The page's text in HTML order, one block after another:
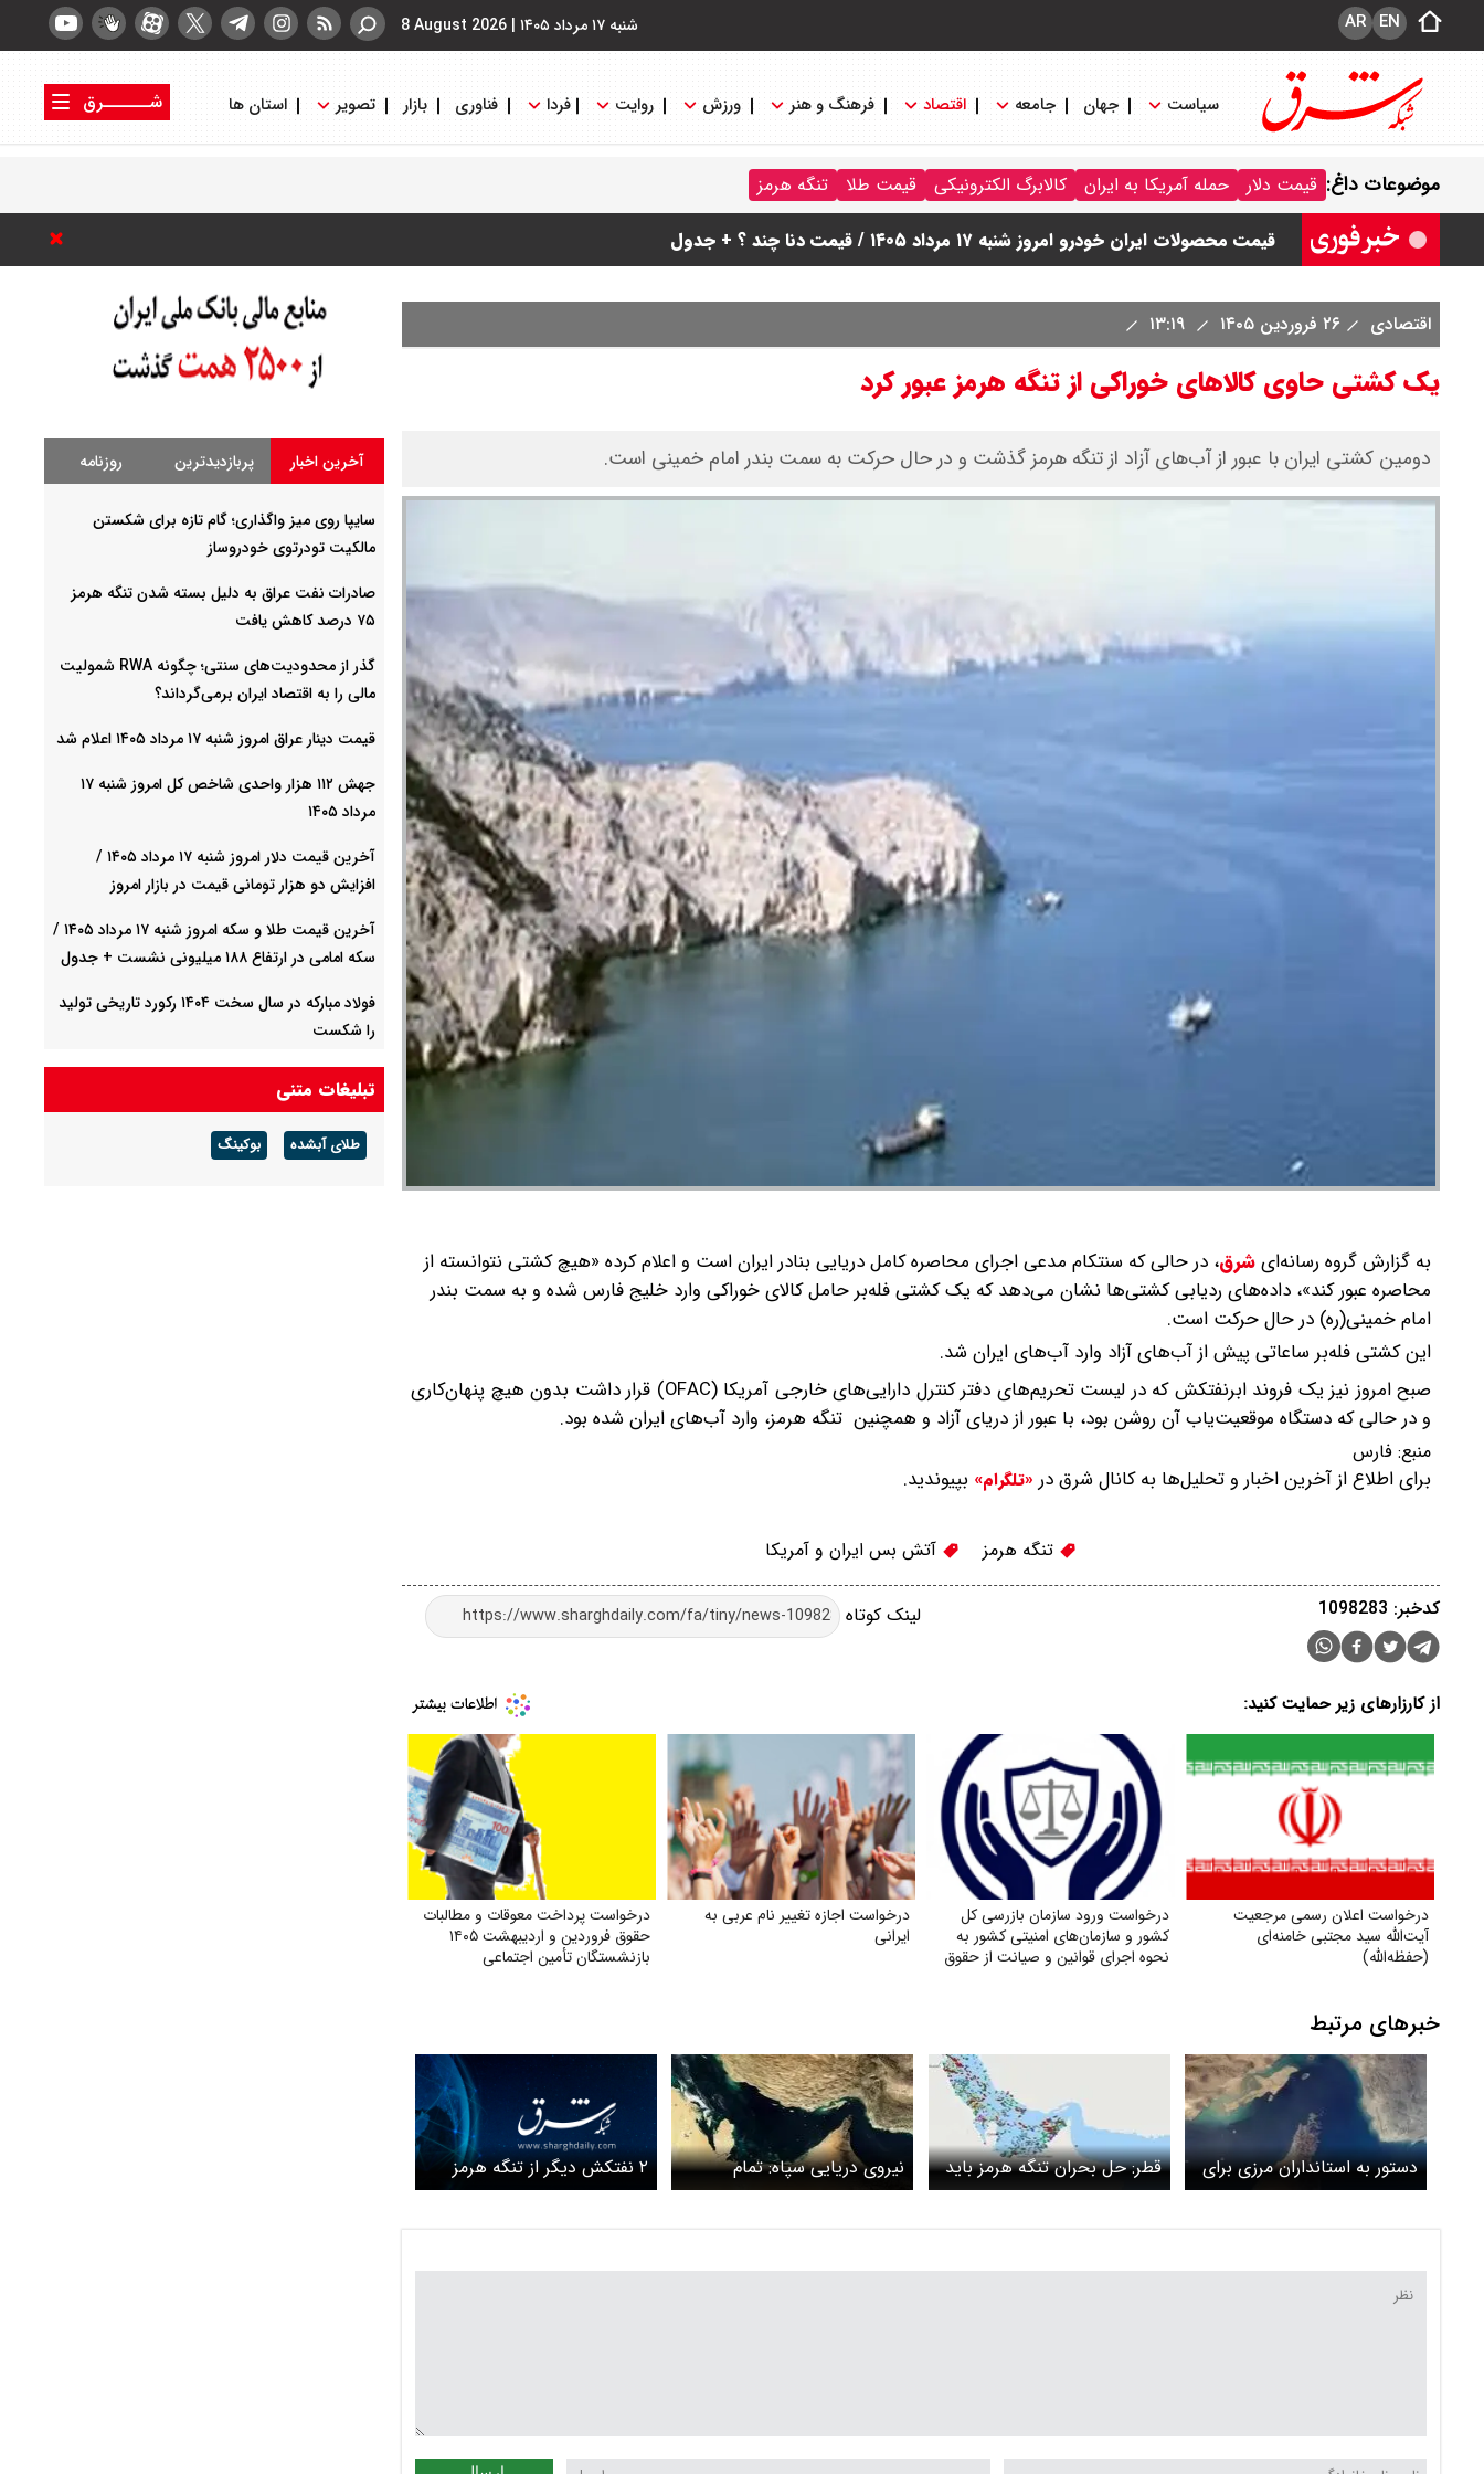
شنبه ۱۷ مرداد ۱۴۰۵ |
8 August 2026 EN
AR
سیاست جهان جامعه اقتصاد فرهنگ و هنر ورزش روایت فردا فناوری بازار تصویر استان ها
شــــــرق
موضوعات داغ: قیمت دلار حمله آمریکا به ایران کالابرگ الکترونیکی قیمت طلا تنگه هرمز
قیمت خودرو امروز شنبه ۱۷ مرداد ۱۴۰۵/ کاهش ۱۰۵ میلیون تومانی قیمت کوییک
قیمت محصولات سایپا امروز شنبه ۱۷ مرداد ۱۴۰۵ / قیمت اطلس چند؟ + جدول
قیمت محصولات ایران خودرو امروز شنبه ۱۷ مرداد ۱۴۰۵ / قیمت دنا چند ؟ + جدول
شاخص بورس امروز شنبه ۱۷ مرداد ۱۴۰۵ / شاخص افزایشی شد + تحلیل
اقتصادی ۲۶ فروردین ۱۴۰۵
یک کشتی حاوی کالاهای خوراکی از تنگه هرمز عبور کرد
دومین کشتی ایران با عبور از آب‌های آزاد از تنگه هرمز گذشت و در حال حرکت به سمت بندر امام خمینی است.
به گزارش گروه رسانه‌ایشرق، در حالی که سنتکام مدعی اجرای محاصره کامل دریایی بنادر ایران است و اعلام کرده «هیچ کشتی نتوانسته از
محاصره عبور کند»، داده‌های ردیابی کشتی‌ها نشان می‌دهد که یک کشتی فله‌بر حامل کالای خوراکی وارد خلیج فارس شده و به سمت بندر
امام خمینی(ره) در حال حرکت است.
این کشتی فله‌بر ساعاتی پیش از آب‌های آزاد وارد آب‌های ایران شد.
صبح امروز نیز یک فروند ابرنفتکش که در لیست تحریم‌های دفتر کنترل دارایی‌های خارجی آمریکا (OFAC) قرار داشت بدون هیچ پنهان‌کاری
و در حالی که دستگاه موقعیت‌یاب آن روشن بود، با عبور از دریای آزاد و همچنین تنگه هرمز، وارد آب‌های ایران شده بود.
منبع: فارس
برای اطلاع از آخرین اخبار و تحلیل‌ها به کانال شرق در «تلگرام» بپیوندید.
تنگه هرمز آتش بس ایران و آمریکا
لینک کوتاه کدخبر: 1098283
از کارزارهای زیر حمایت کنید:
درخواست اعلان رسمی مرجعیت
آیت‌الله سید مجتبی خامنه‌ای
(حفظه‌الله)
درخواست ورود سازمان بازرسی کل
کشور و سازمان‌های امنیتی کشور به
نحوه اجرای قوانین و صیانت از حقوق
درخواست اجازه تغییر نام عربی به
ایرانی
درخواست پرداخت معوقات و مطالبات
حقوق فروردین و اردیبهشت ۱۴۰۵
بازنشستگان تأمین اجتماعی
خبرهای مرتبط
دستور به استانداران مرزی برای
بی‌اثرسازی تهدید محاصره
قطر: حل‌ بحران تنگه هرمز باید
منطقه‌ای باشد
نیروی دریایی سپاه: تمام
ترددها و عدم ترددها تحت
۲ نفتکش دیگر از تنگه هرمز
برگشت خوردند
آخرین اخبار پربازدیدترین روزنامه
سایپا روی میز واگذاری؛ گام تازه برای شکستن
مالکیت تودرتوی خودروساز
صادرات نفت عراق به دلیل بسته شدن تنگه هرمز
۷۵ درصد کاهش یافت
گذر از محدودیت‌های سنتی؛ چگونه RWA شمولیت
مالی را به اقتصاد ایران برمی‌گرداند؟
قیمت دینار عراق امروز شنبه ۱۷ مرداد ۱۴۰۵ اعلام شد
جهش ۱۱۲ هزار واحدی شاخص کل امروز شنبه ۱۷
مرداد ۱۴۰۵
آخرین قیمت دلار امروز شنبه ۱۷ مرداد ۱۴۰۵ /
افزایش دو هزار تومانی قیمت در بازار امروز
آخرین قیمت طلا و سکه امروز شنبه ۱۷ مرداد ۱۴۰۵ /
سکه امامی در ارتفاع ۱۸۸ میلیونی نشست + جدول
فولاد مبارکه در سال سخت ۱۴۰۴ رکورد تاریخی تولید
را شکست
فولاد مبارکه؛ رکوردشکنی در سال سخت ۱۴۰۴
دلیل افزایش قیمت آب اعلام شد
تبلیغات متنی
طلای آبشده بوکینگ